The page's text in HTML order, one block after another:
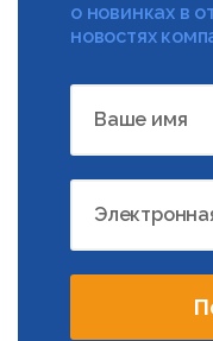
о новинках в
новостях
Ваше имя